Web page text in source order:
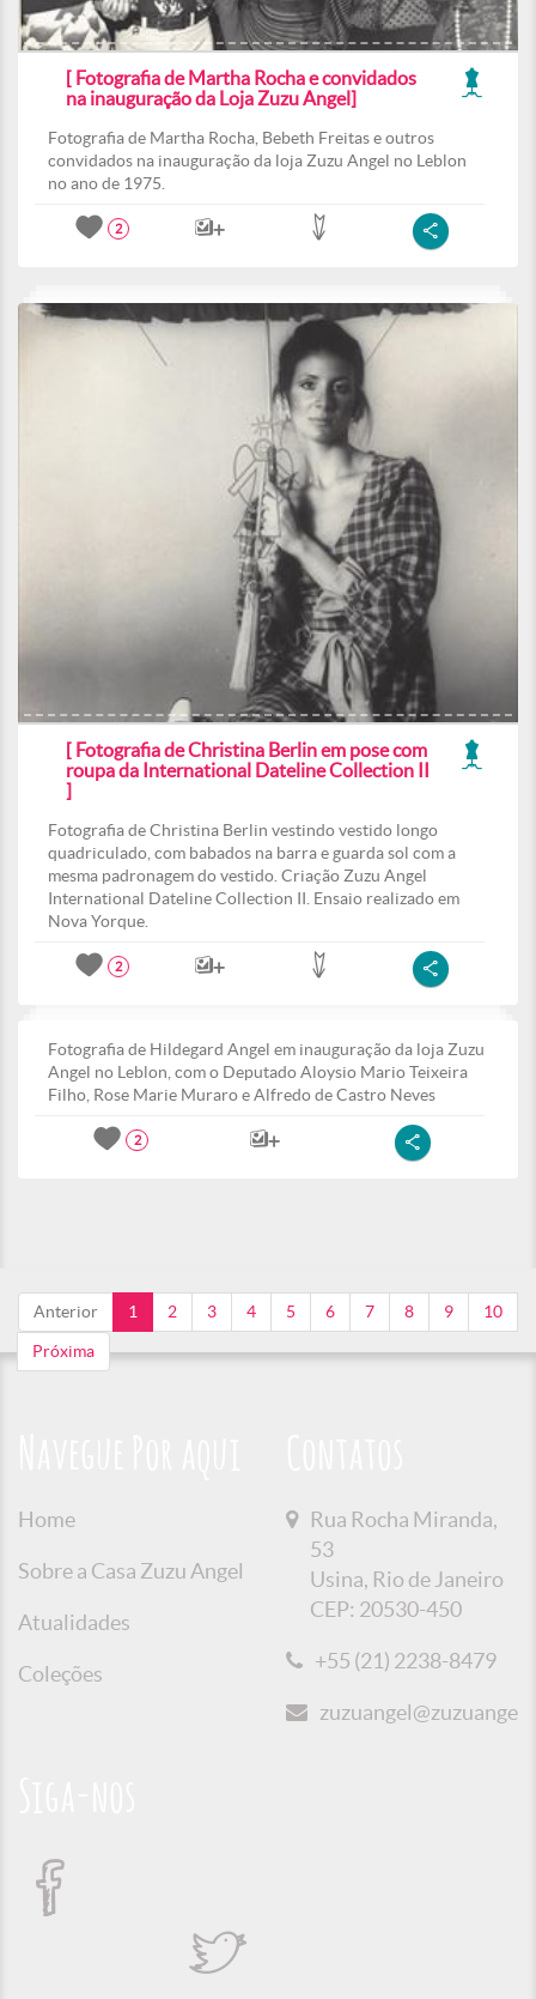
[ Fotografia de Martha Rocha e convidados
na inauguração da Loja Zuzu Angel]
Fotografia de Martha Rocha, Bebeth Freitas e outros
convidados na inauguração da loja Zuzu Angel no Leblon
no ano de 1975.
2
[ Fotografia de Christina Berlin em pose com
roupa da International Dateline Collection II
]
Fotografia de Christina Berlin vestindo vestido longo
quadriculado, com babados na barra e guarda sol com a
mesma padronagem do vestido. Criação Zuzu Angel
International Dateline Collection II. Ensaio realizado em
Nova Yorque.
2
Fotografia de Hildegard Angel em inauguração da loja Zuzu
Angel no Leblon, com o Deputado Aloysio Mario Teixeira
Filho, Rose Marie Muraro e Alfredo de Castro Neves
2
Anterior 1 2 3 4 5 6 7 8 9 10
Próxima
Home
Sobre a Casa Zuzu Angel
Atualidades
Coleções
Rua Rocha Miranda,
53
Usina, Rio de Janeiro
CEP: 20530-450
+55 (21) 2238-8479